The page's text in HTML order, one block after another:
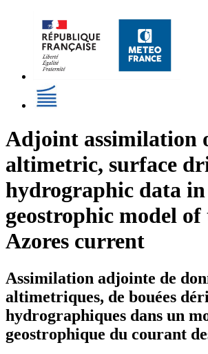
Adjoint assimilation
altimetric, surface
hydrographic data in
geostrophic model of
Azores current
Assimilation adjointe de
altimetriques, de bouées
hydrographiques dans un
geostrophique du courant